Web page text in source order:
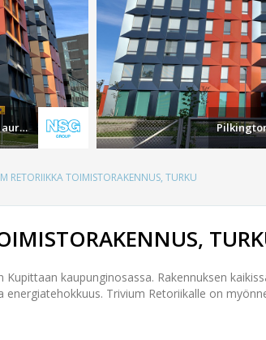
Pilkington Suncool™ Q auringonsuojalasit
RETORIIKKA TOIMISTORAKENNUS, TURKU
kaupunginosassa. Rakennuksen
Trivium Retoriikalle on